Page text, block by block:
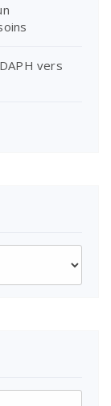
vers